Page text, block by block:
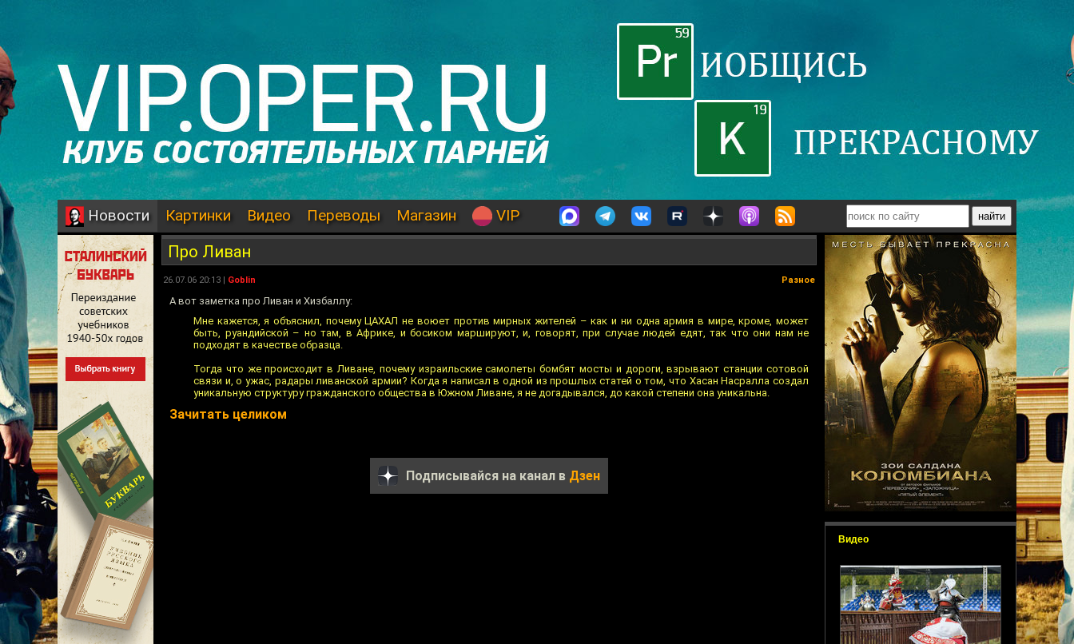
Новости Картинки Видео Переводы Магазин VIP
Видео
Про Ливан
26.07.06 20:13 | Goblin Разное
А вот заметка про Ливан и Хизбаллу:
Мне кажется, я объяснил, почему ЦАХАЛ не воюет против мирных жителей – как и ни одна армия в мире, кроме, может
быть, руандийской – но там, в Африке, и босиком маршируют, и, говорят, при случае людей едят, так что они нам не
подходят в качестве образца.
Тогда что же происходит в Ливане, почему израильские самолеты бомбят мосты и дороги, взрывают станции сотовой
связи и, о ужас, радары ливанской армии? Когда я написал в одной из прошлых статей о том, что Хасан Насралла создал
уникальную структуру гражданского общества в Южном Ливане, я не догадывался, до какой степени она уникальна.
Зачитать целиком
Подписывайся на канал в Дзен